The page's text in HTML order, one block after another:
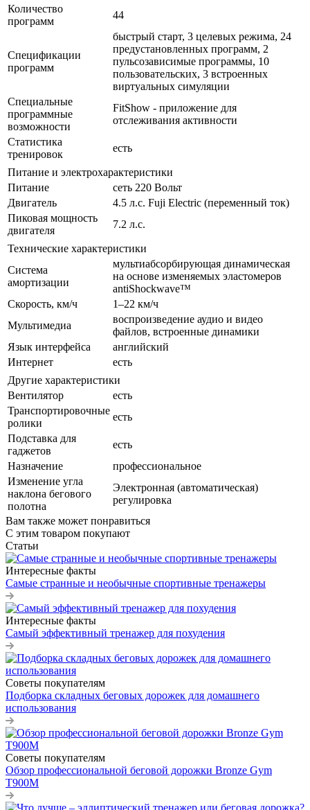
Количество
программ
44
Спецификации
программ
быстрый старт, 3 целевых режима, 24
предустановленных программ, 2
пульсозависимые программы, 10
пользовательских, 3 встроенных
виртуальных симуляции
Специальные
программные
возможности
FitShow - приложение для
отслеживания активности
Статистика
тренировок
есть
Питание и электрохарактеристики
Питание
сеть 220 Вольт
Двигатель
4.5 л.с. Fuji Electric (переменный ток)
Пиковая мощность
двигателя
7.2 л.с.
Технические характеристики
Система
амортизации
мультиабсорбирующая динамическая
на основе изменяемых эластомеров
antiShockwave™
Скорость, км/ч
1–22 км/ч
Мультимедиа
воспроизведение аудио и видео
файлов, встроенные динамики
Язык интерфейса
английский
Интернет
есть
Другие характеристики
Вентилятор
есть
Транспортировочные
ролики
есть
Подставка для
гаджетов
есть
Назначение
профессиональное
Изменение угла
наклона бегового
полотна
Электронная (автоматическая)
регулировка
Вам также может понравиться
С этим товаром покупают
Статьи
Интересные факты
Самые странные и необычные спортивные тренажеры
Интересные факты
Самый эффективный тренажер для похудения
Советы покупателям
Подборка складных беговых дорожек для домашнего
использования
Советы покупателям
Обзор профессиональной беговой дорожки Bronze Gym
T900M